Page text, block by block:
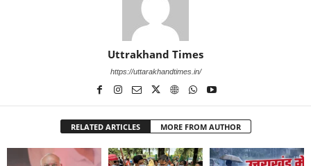
Uttrakhand Times
https://uttarakhandtimes.in/
RELATED ARTICLES MORE FROM AUTHOR